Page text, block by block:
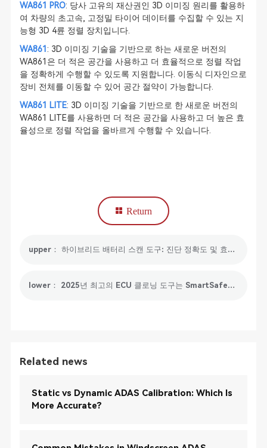
WA861 PRO: 당사 고유의 재산권인 3D 이미징 원리를 활용하
여 차량의 초고속, 고정밀 타이어 데이터를 수집할 수 있는 지
능형 3D 4륜 정렬 장치입니다.
WA861 : 3D 이미징 기술을 기반으로 하는 새로운 버전의
WA861은 더 적은 공간을 사용하고 더 효율적으로 정렬 작업
을 정확하게 수행할 수 있도록 지원합니다. 이동식 디자인으로
장비 전체를 이동할 수 있어 공간 절약이 가능합니다.
WA861 LITE: 3D 이미징 기술을 기반으로 한 새로운 버전의
WA861 LITE를 사용하면 더 적은 공간을 사용하고 더 높은 효
율성으로 정렬 작업을 올바르게 수행할 수 있습니다.
Return
upper： 하이브리드 배터리 스캔 도구: 진단 정확도 및 효율성 향상
lower： 2025년 최고의 ECU 클로닝 도구는 SmartSafe에서 출시됩니다.
Related news
Static vs Dynamic ADAS Calibration: Which Is
More Accurate?